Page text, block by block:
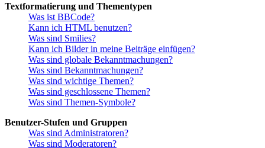
Textformatierung und Thementypen
Was ist BBCode?
Kann ich HTML benutzen?
Was sind Smilies?
Kann ich Bilder in meine Beiträge einfügen?
Was sind globale Bekanntmachungen?
Was sind Bekanntmachungen?
Was sind wichtige Themen?
Was sind geschlossene Themen?
Was sind Themen-Symbole?
Benutzer-Stufen und Gruppen
Was sind Administratoren?
Was sind Moderatoren?